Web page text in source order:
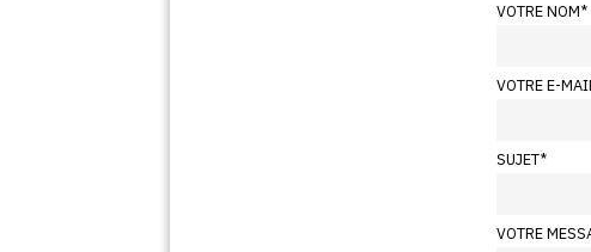
VOTRE NOM*
VOTRE E-
SUJET*
VOTRE